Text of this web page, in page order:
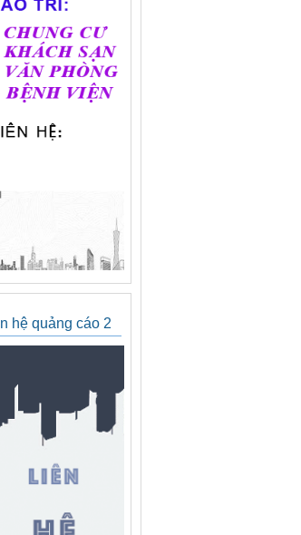
hệ quảng cáo 2